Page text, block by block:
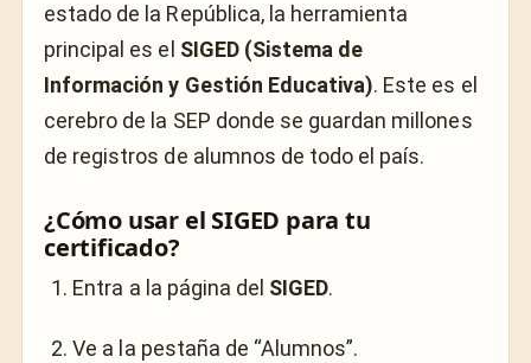
estado de la República, la herramienta
principal es el SIGED (Sistema de
Información y Gestión Educativa). Este es el
cerebro de la SEP donde se guardan millones
de registros de alumnos de todo el país.
¿Cómo usar el SIGED para tu
certificado?
Entra a la página del SIGED.
Ve a la pestaña de “Alumnos”.